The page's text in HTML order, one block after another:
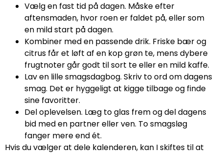
Vælg en fast tid på dagen. Måske efter
aftensmaden, hvor roen er faldet på, eller som
en mild start på dagen.
Kombiner med en passende drik. Friske bær og
citrus får et løft af en kop grøn te, mens dybere
frugtnoter går godt til sort te eller en mild kaffe.
Lav en lille smagsdagbog. Skriv to ord om dagens
smag. Det er hyggeligt at kigge tilbage og finde
sine favoritter.
Del oplevelsen. Læg to glas frem og del dagens
bid med en partner eller ven. To smagsløg
fanger mere end ét.
Hvis du vælger at dele kalenderen, kan I skiftes til at